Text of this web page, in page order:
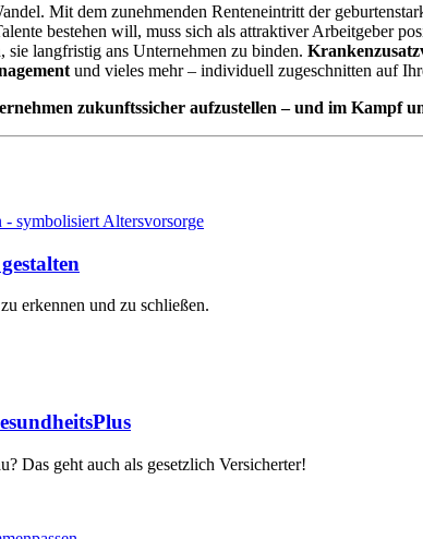
Mit dem zunehmenden Renteneintritt der
bestehen will, muss sich als attraktiver Arbeitgeber
langfristig ans Unternehmen zu binden.
und vieles mehr – individuell zugeschnitten auf
zukunftssicher aufzustellen – und im Kampf
erkennen und zu schließen.
Das geht auch als gesetzlich Versicherter!